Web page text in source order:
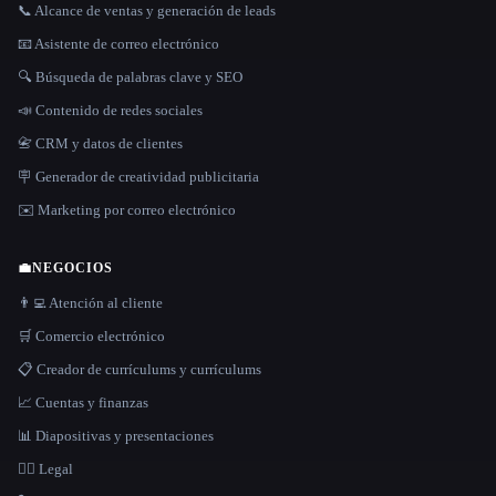
📞 Alcance de ventas y generación de leads
📧 Asistente de correo electrónico
🔍 Búsqueda de palabras clave y SEO
📣 Contenido de redes sociales
📇 CRM y datos de clientes
🪧 Generador de creatividad publicitaria
✉️ Marketing por correo electrónico
💼NEGOCIOS
👨‍💻 Atención al cliente
🛒 Comercio electrónico
📋 Creador de currículums y currículums
📈 Cuentas y finanzas
📊 Diapositivas y presentaciones
👩‍⚖️ Legal